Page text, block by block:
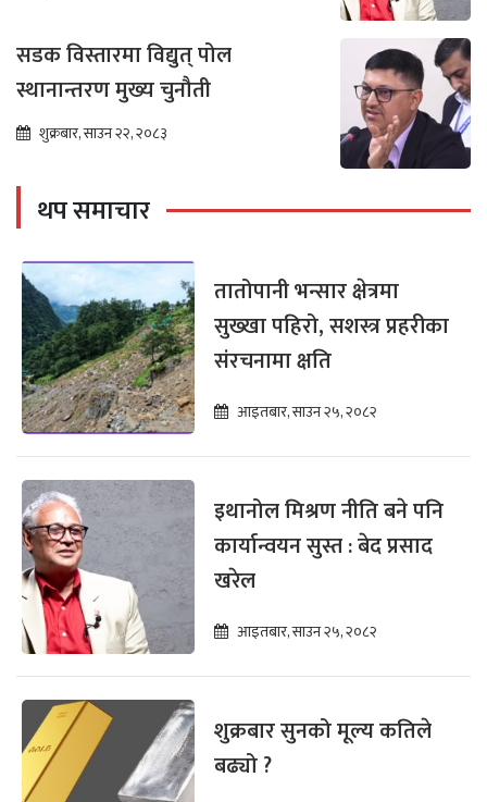
सडक विस्तारमा विद्युत् पोल
स्थानान्तरण मुख्य चुनौती
शुक्रबार, साउन २२, २०८३
थप समाचार
तातोपानी भन्सार क्षेत्रमा
सुख्खा पहिरो, सशस्त्र प्रहरीका
संरचनामा क्षति
आइतबार, साउन २५, २०८२
इथानोल मिश्रण नीति बने पनि
कार्यान्वयन सुस्त : बेद प्रसाद
खरेल
आइतबार, साउन २५, २०८२
शुक्रबार सुनको मूल्य कतिले
बढ्यो ?